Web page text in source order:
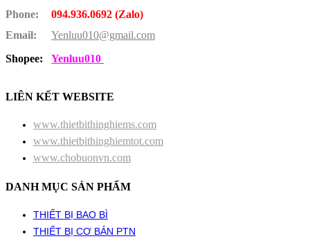
Phone:
094.936.0692 (Zalo)
Email:
Yenluu010@gmail.com
Shopee:
Yenluu010
LIÊN KẾT WEBSITE
www.thietbithinghiems.com
www.thietbithinghiemtot.com
www.chobuonvn.com
DANH MỤC SẢN PHẨM
THIẾT BỊ BAO BÌ
THIẾT BỊ CƠ BẢN PTN